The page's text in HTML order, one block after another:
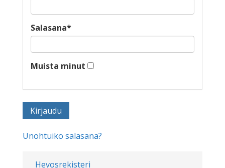
Hevosrekisteri
Salasana*
Muista minut
Unohtuiko salasana?